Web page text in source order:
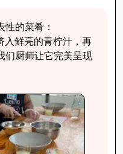
的菜肴：
鲜亮的青柠汁，再
们厨师让它完美呈现